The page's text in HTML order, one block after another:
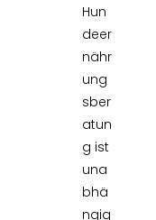
Hun
deer
nähr
ung
sber
atun
g ist
una
bhä
ngig